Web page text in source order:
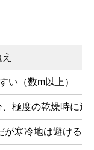
い（数m以上）
極度の乾燥時に追
が寒冷地は避ける